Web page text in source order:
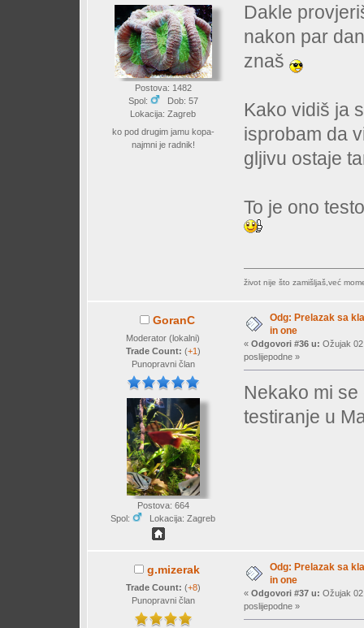
Postova: 1482
Spol:
Dob: 57
Lokacija: Zagreb
ko pod drugim jamu kopa-
najmni je radnik!
Dakle
nakon par
znaš
Kako vidiš ja
isprobam da
gljivu ostaje
To je ono
život nije što zamišljaš,već
GoranC
Moderator (lokalni)
Trade Count: (+1)
Punopravni član
Postova: 664
Spol:
Lokacija: Zagreb
Odg: Prelazak sa
in one
« Odgovori #36 u: Ožujak
poslijepodne »
Nekako mi
testiranje u
g.mizerak
Trade Count: (+8)
Punopravni član
Odg: Prelazak sa
in one
« Odgovori #37 u: Ožujak
poslijepodne »